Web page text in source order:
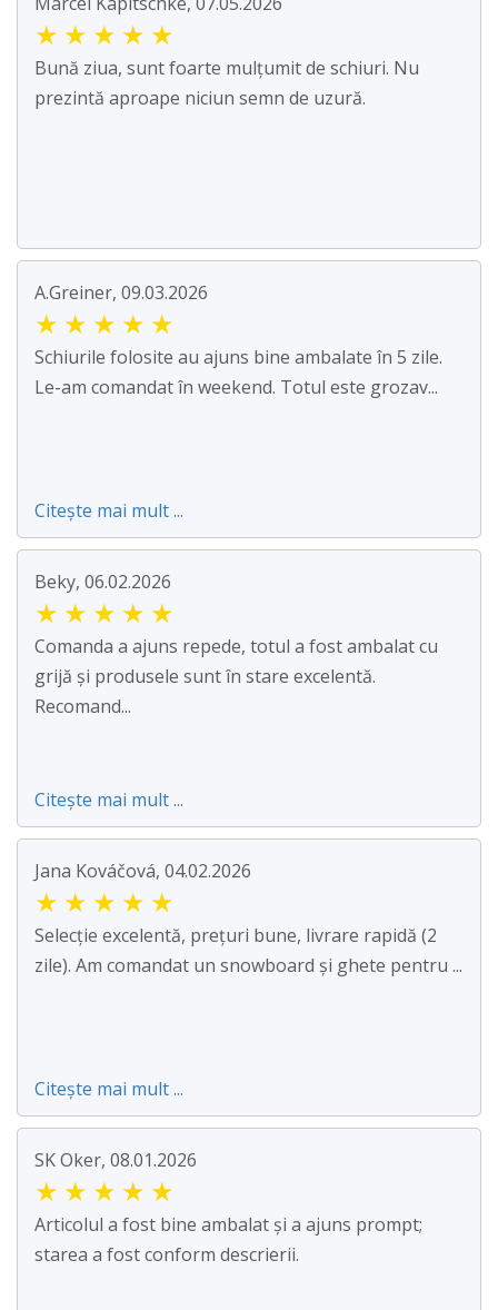
★ ★ ★ ★ ★
Bună ziua, sunt foarte mulțumit de schiuri. Nu
prezintă aproape niciun semn de uzură.
A.Greiner, 09.03.2026
★ ★ ★ ★ ★
Schiurile folosite au ajuns bine ambalate în 5 zile.
Le-am comandat în weekend. Totul este grozav...
Citește mai mult ...
Beky, 06.02.2026
★ ★ ★ ★ ★
Comanda a ajuns repede, totul a fost ambalat cu
grijă și produsele sunt în stare excelentă.
Recomand...
Citește mai mult ...
Jana Kováčová, 04.02.2026
★ ★ ★ ★ ★
Selecție excelentă, prețuri bune, livrare rapidă (2
zile). Am comandat un snowboard și ghete pentru ...
Citește mai mult ...
SK Oker, 08.01.2026
★ ★ ★ ★ ★
Articolul a fost bine ambalat și a ajuns prompt;
starea a fost conform descrierii.